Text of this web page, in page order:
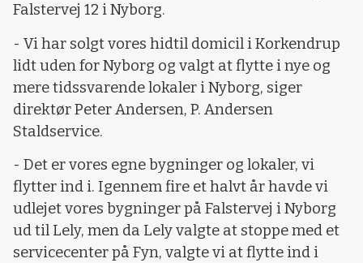
Falstervej 12 i Nyborg.
- Vi har solgt vores hidtil domicil i Korkendrup
lidt uden for Nyborg og valgt at flytte i nye og
mere tidssvarende lokaler i Nyborg, siger
direktør Peter Andersen, P. Andersen
Staldservice.
- Det er vores egne bygninger og lokaler, vi
flytter ind i. Igennem fire et halvt år havde vi
udlejet vores bygninger på Falstervej i Nyborg
ud til Lely, men da Lely valgte at stoppe med et
servicecenter på Fyn, valgte vi at flytte ind i